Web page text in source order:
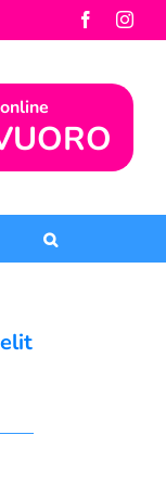
Facebook